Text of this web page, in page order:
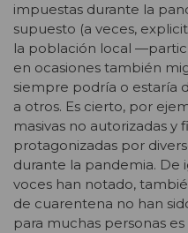
impuestas durante la
supuesto (a veces,
la población local
en ocasiones también
siempre podría o estaría
a otros. Es cierto, por
masivas no autorizadas y
protagonizadas por
durante la pandemia. De
voces han notado,
de cuarentena no han
para muchas personas